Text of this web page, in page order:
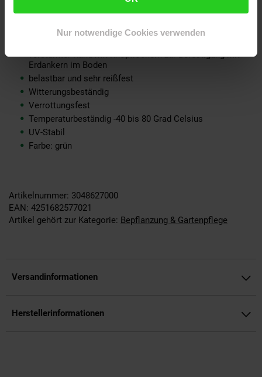
Nur notwendige Cookies verwenden
Gewebegewicht: 150g/m²
besonders engmaschig
Material: HDPE Gewebe
verstärkter Rand mit Knopflöchern zur Befestigung mit
Erdankern im Boden
belastbar und sehr reißfest
Witterungsbeständig
Verrottungsfest
Temperaturbeständig -40 bis 80 Grad Celsius
UV-Stabil
Farbe: grün
Artikelnummer: 3048627000
EAN: 4251682577021
Artikel gehört zur Kategorie: Bepflanzung & Gartenpflege
Versandinformationen
Herstellerinformationen